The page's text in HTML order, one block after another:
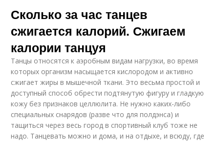
Сколько за час танцев
сжигается калорий. Сжигаем
калории танцуя
Танцы относятся к аэробным видам нагрузки, во время
которых организм насыщается кислородом и активно
сжигает жиры в мышечной ткани. Это весьма простой и
доступный способ обрести подтянутую фигуру и гладкую
кожу без признаков целлюлита. Не нужно каких-либо
специальных снарядов (разве что для полдэнса) и
тащиться через весь город в спортивный клуб тоже не
надо. Танцевать можно и дома, и на отдыхе, и всюду, где